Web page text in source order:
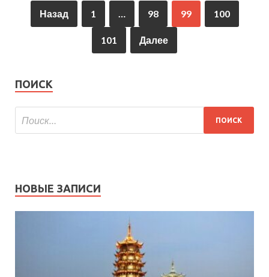
Назад 1 … 98 99 100
101 Далее
ПОИСК
НОВЫЕ ЗАПИСИ